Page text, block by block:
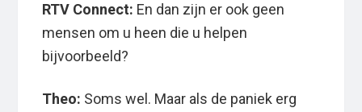
RTV Connect: En dan zijn er ook geen
mensen om u heen die u helpen
bijvoorbeeld?
Theo: Soms wel. Maar als de paniek erg